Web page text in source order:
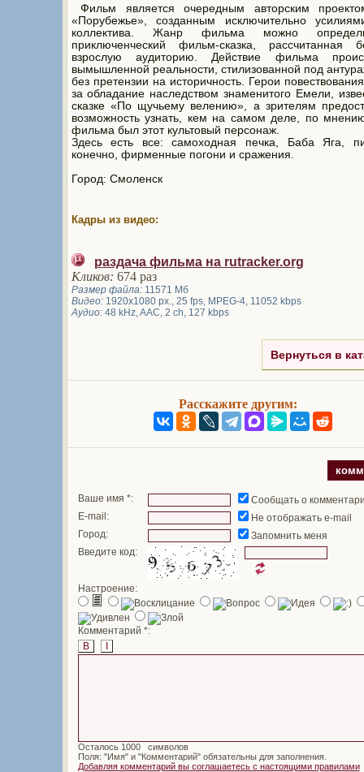
Фильм является очередным авторским
«Порубежье», созданным исключительно
коллектива. Жанр фильма можно
приключенческий фильм-сказка, рассчитанная
взрослую аудиторию. Действие фильма
вымышленной реальности, стилизованной под
без претензии на историчность. Герои
за обладание наследством знаменитого Емели,
сказке «По щучьему велению», а зрителям
возможность узнать, кем на самом деле, по
фильма был этот культовый персонаж.
Здесь есть все: самоходная печка, Баба Яга,
конечно, фирменные погони и сражения.
Город: Смоленск
Кадры из видео:
раздача фильма на rutracker.org
Кликов: 674 раз
Размер файла:11571 Мб
Видео:1920x1080 px., 25 fps, MPEG-4, 11052 kbps
Аудио:48 kHz, AAC, 2 ch, 127 kbps
Вернуться в
Расскажите другим:
Ваше имя *:
Сообщать о
E-mail:
Не отображать e-mail
Город:
Запомнить меня
Введите код:
Настроение:
Комментарий *:
B
I
Осталось
символов
Поля: "Имя" и "Комментарий" обязательны для заполнения.
Добавляя комментарий вы соглашаетесь с настоящими правилами